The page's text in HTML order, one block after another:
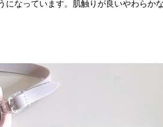
になっています。肌触りが良いやわらか